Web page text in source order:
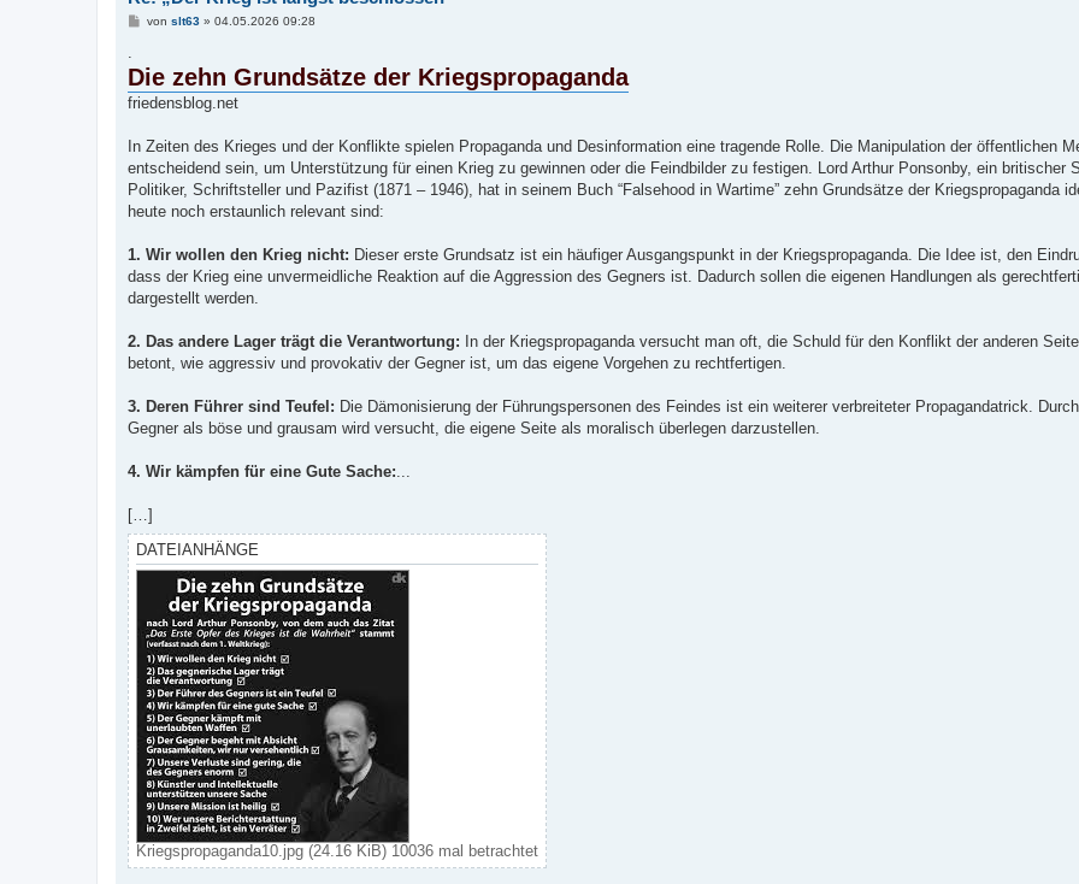
B
r
a
g
von slt63» 04.05.2026 09:28
Die zehn Grundsätze der Kriegspropaganda
friedensblog.net
In Zeiten des Krieges und der Konflikte spielen Propaganda und Desinformation eine tragende Rolle. Die Manipulation der öffentlichen
entscheidend sein, um Unterstützung für einen Krieg zu gewinnen oder die Feindbilder zu festigen. Lord Arthur Ponsonby, ein britischer
Politiker, Schriftsteller und Pazifist (1871 – 1946), hat in seinem Buch “Falsehood in Wartime” zehn Grundsätze der Kriegspropaganda
heute noch erstaunlich relevant sind:
1. Wir wollen den Krieg nicht: Dieser erste Grundsatz ist ein häufiger Ausgangspunkt in der Kriegspropaganda. Die Idee ist, den
dass der Krieg eine unvermeidliche Reaktion auf die Aggression des Gegners ist. Dadurch sollen die eigenen Handlungen als
dargestellt werden.
2. Das andere Lager trägt die Verantwortung: In der Kriegspropaganda versucht man oft, die Schuld für den Konflikt der anderen
betont, wie aggressiv und provokativ der Gegner ist, um das eigene Vorgehen zu rechtfertigen.
3. Deren Führer sind Teufel: Die Dämonisierung der Führungspersonen des Feindes ist ein weiterer verbreiteter Propagandatrick.
Gegner als böse und grausam wird versucht, die eigene Seite als moralisch überlegen darzustellen.
4. Wir kämpfen für eine Gute Sache:
[…]
DATEIANHÄNGE
Kriegspropaganda10.jpg (24.16 KiB) 10036 mal betrachtet